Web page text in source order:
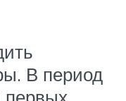
В период
первых